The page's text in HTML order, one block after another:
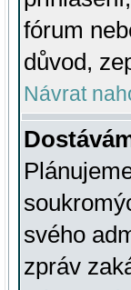
fórum
důvod,
Návrat
svého
zpráv